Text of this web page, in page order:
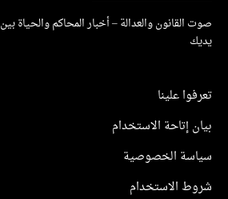
صوت القانون والعدالة – أخبار المحاكم والحياة بين
يديك
تعرفوا علينا
بيان إتاحة الاستخدام
سياسة الخصوصية
شروط الاستخدام